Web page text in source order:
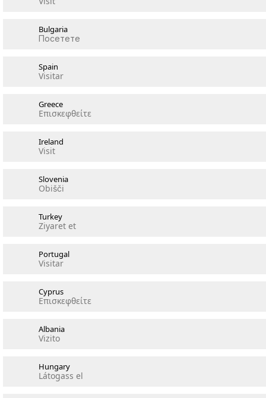
Bulgaria
Посетете
Spain
Visitar
Greece
Επισκεφθείτε
Ireland
Visit
Slovenia
Obišči
Turkey
Ziyaret et
Portugal
Visitar
Cyprus
Επισκεφθείτε
Albania
Vizito
Hungary
Látogass el